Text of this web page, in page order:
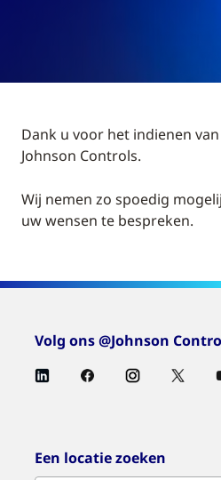
Dank u voor het indienen
Johnson Controls.
Wij nemen zo spoedig
uw wensen te bespreken.
Volg ons @Johnson
Een locatie zoeken